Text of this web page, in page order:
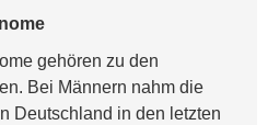
gehören zu den
Deutschland in den letzten